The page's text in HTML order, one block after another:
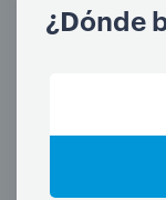
¿Dónde